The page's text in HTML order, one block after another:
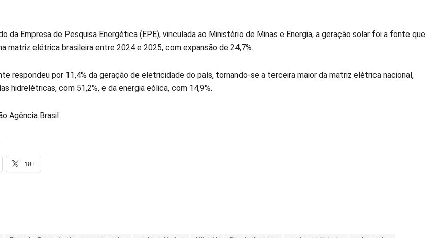
da Empresa de Pesquisa Energética (EPE), vinculada ao Ministério de Minas e Energia, a geração solar foi a fonte que
matriz elétrica brasileira entre 2024 e 2025, com expansão de 24,7%.
respondeu por 11,4% da geração de eletricidade do país, tornando-se a terceira maior da matriz elétrica nacional,
hidrelétricas, com 51,2%, e da energia eólica, com 14,9%.
Agência Brasil
18+